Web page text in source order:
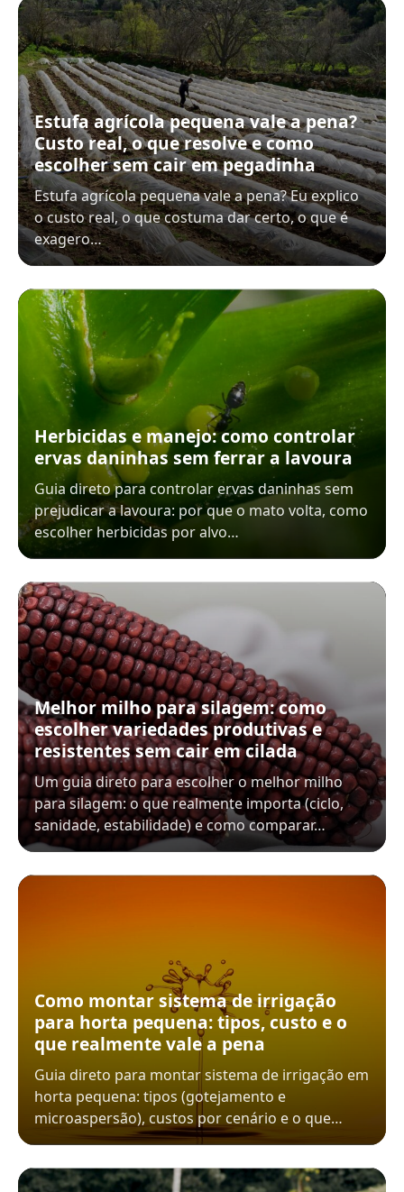
Estufa agrícola pequena vale a pena?
Custo real, o que resolve e como
escolher sem cair em pegadinha
Estufa agrícola pequena vale a pena? Eu explico
o custo real, o que costuma dar certo, o que é
exagero…
Herbicidas e manejo: como controlar
ervas daninhas sem ferrar a lavoura
Guia direto para controlar ervas daninhas sem
prejudicar a lavoura: por que o mato volta, como
escolher herbicidas por alvo…
Melhor milho para silagem: como
escolher variedades produtivas e
resistentes sem cair em cilada
Um guia direto para escolher o melhor milho
para silagem: o que realmente importa (ciclo,
sanidade, estabilidade) e como comparar…
Como montar sistema de irrigação
para horta pequena: tipos, custo e o
que realmente vale a pena
Guia direto para montar sistema de irrigação em
horta pequena: tipos (gotejamento e
microaspersão), custos por cenário e o que…